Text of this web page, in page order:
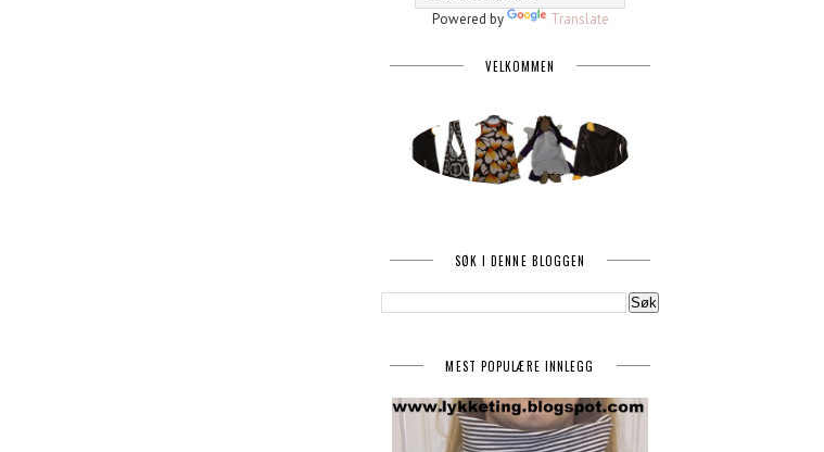
Powered by Translate
VELKOMMEN
SØK I DENNE BLOGGEN
MEST POPULÆRE INNLEGG